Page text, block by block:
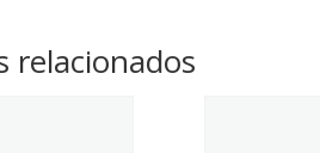
relacionados